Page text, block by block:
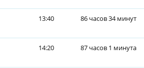
13:40 86 часов 34 минут
14:20 87 часов 1 минута